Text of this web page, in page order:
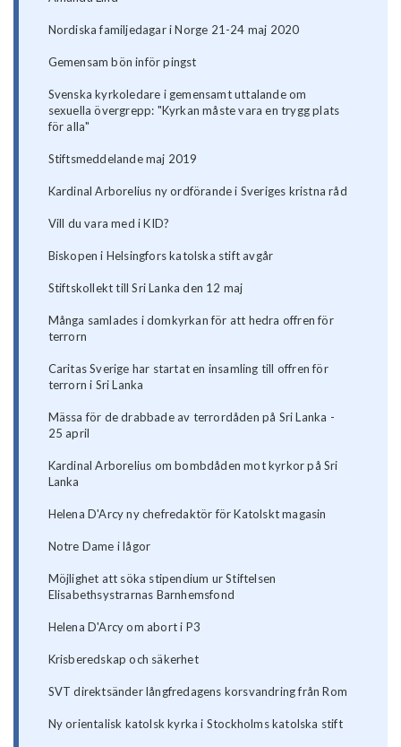
Nordiska familjedagar i Norge 21-24 maj 2020
Gemensam bön inför pingst
Svenska kyrkoledare i gemensamt uttalande om
sexuella övergrepp: "Kyrkan måste vara en trygg plats
för alla"
Stiftsmeddelande maj 2019
Kardinal Arborelius ny ordförande i Sveriges kristna råd
Vill du vara med i KID?
Biskopen i Helsingfors katolska stift avgår
Stiftskollekt till Sri Lanka den 12 maj
Många samlades i domkyrkan för att hedra offren för
terrorn
Caritas Sverige har startat en insamling till offren för
terrorn i Sri Lanka
Mässa för de drabbade av terrordåden på Sri Lanka -
25 april
Kardinal Arborelius om bombdåden mot kyrkor på Sri
Lanka
Helena D'Arcy ny chefredaktör för Katolskt magasin
Notre Dame i lågor
Möjlighet att söka stipendium ur Stiftelsen
Elisabethsystrarnas Barnhemsfond
Helena D'Arcy om abort i P3
Krisberedskap och säkerhet
SVT direktsänder långfredagens korsvandring från Rom
Ny orientalisk katolsk kyrka i Stockholms katolska stift